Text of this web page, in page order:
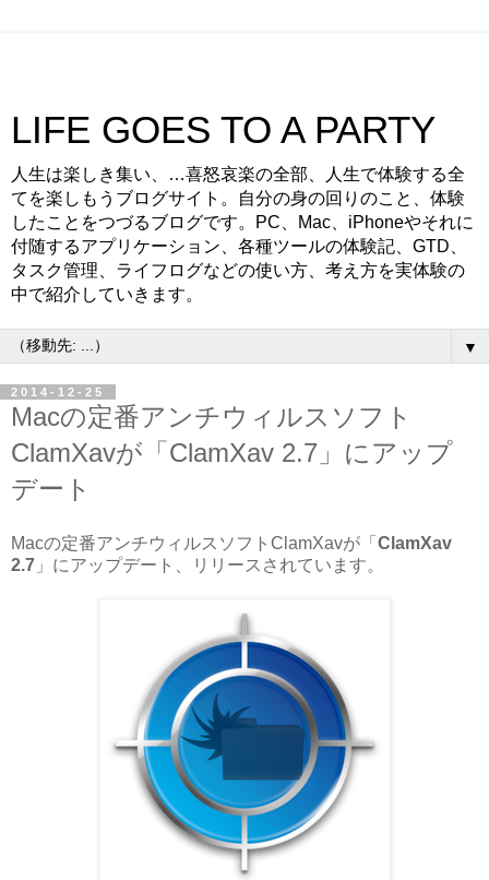
LIFE GOES TO A PARTY
人生は楽しき集い、…喜怒哀楽の全部、人生で体験する全
てを楽しもうブログサイト。自分の身の回りのこと、体験
したことをつづるブログです。PC、Mac、iPhoneやそれに
付随するアプリケーション、各種ツールの体験記、GTD、
タスク管理、ライフログなどの使い方、考え方を実体験の
中で紹介していきます。
▼
2014-12-25
Macの定番アンチウィルスソフト
ClamXavが「ClamXav 2.7」にアップ
デート
Macの定番アンチウィルスソフトClamXavが「 ClamXav
2.7 」にアップデート、リリースされています。